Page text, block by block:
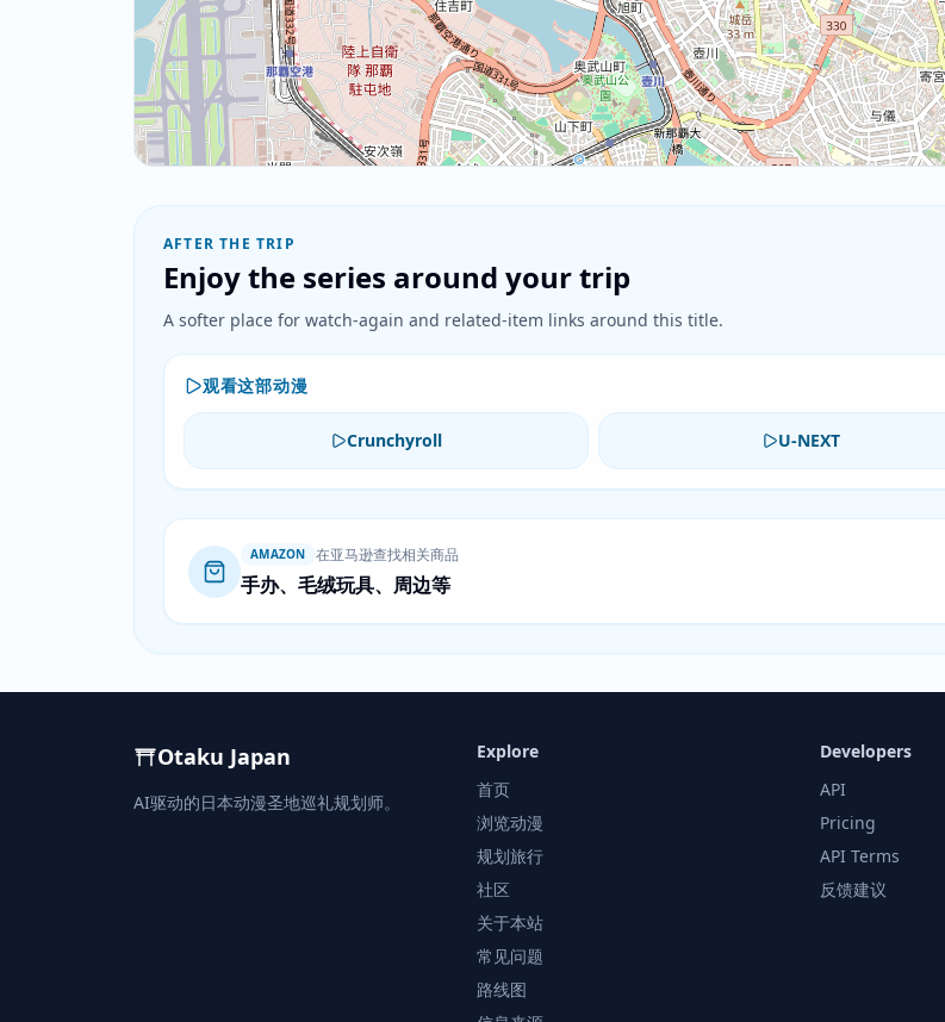
AFTER THE TRIP
Enjoy the series around your trip
A softer place for watch-again and related-item links around this title.
观看这部动漫
Crunchyroll U-NEXT
AMAZON 在亚马逊查找相关商品
手办、毛绒玩具、周边等
Otaku Japan
AI驱动的日本动漫圣地巡礼规划师。
Explore
首页
浏览动漫
规划旅行
社区
关于本站
常见问题
路线图
Developers
API
Pricing
API Terms
反馈建议